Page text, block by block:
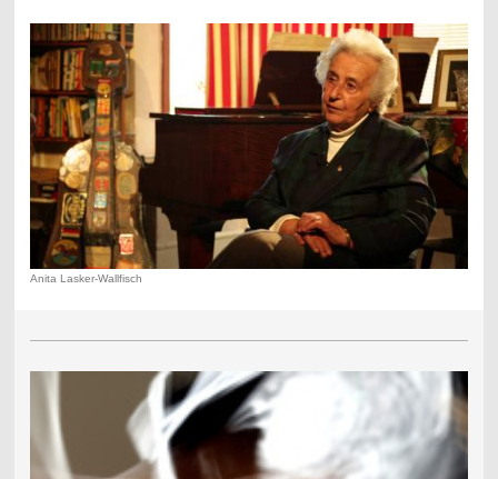
Anita Lasker-Wallfisch